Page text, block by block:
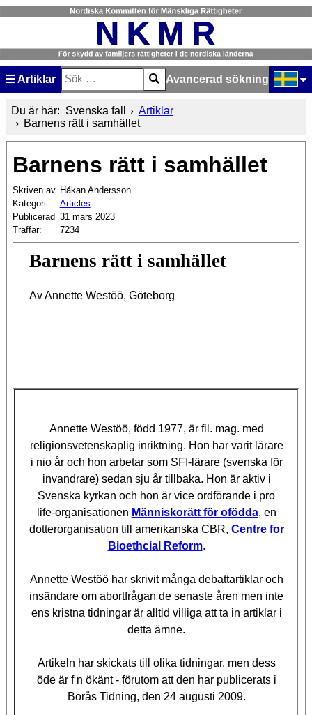
Artiklar
Sök
Type 2 or more characters for results.
Avancerad sökning
Du är här: Svenska fall
Artiklar
Barnens rätt i samhället
Barnens rätt i samhället
Skriven av Håkan Andersson
Kategori:
Articles
Publicerad 31 mars 2023
Träffar:
7234
Barnens rätt i samhället
Av Annette Westöö, Göteborg
Annette Westöö, född 1977, är fil. mag. med
religionsvetenskaplig inriktning. Hon har varit lärare
i nio år och hon arbetar som SFI-lärare (svenska för
invandrare) sedan sju år tillbaka. Hon är aktiv i
Svenska kyrkan och hon är vice ordförande i pro
life-organisationen Människorätt för ofödda, en
dotterorganisation till amerikanska CBR, Centre for
Bioethcial Reform.
Annette Westöö har skrivit många debattartiklar och
insändare om abortfrågan de senaste åren men inte
ens kristna tidningar är alltid villiga att ta in artiklar i
detta ämne.
Artikeln har skickats till olika tidningar, men dess
öde är f n ökänt - förutom att den har publicerats i
Borås Tidning, den 24 augusti 2009.